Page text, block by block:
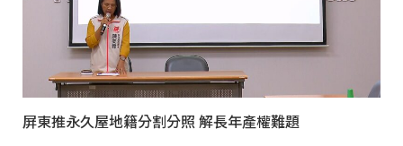
屏東推永久屋地籍分割分照 解長年產權難題